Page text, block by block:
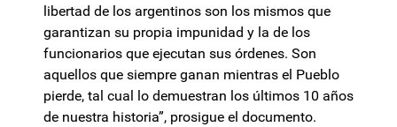
libertad de los argentinos son los mismos que
garantizan su propia impunidad y la de los
funcionarios que ejecutan sus órdenes. Son
aquellos que siempre ganan mientras el Pueblo
pierde, tal cual lo demuestran los últimos 10 años
de nuestra historia”, prosigue el documento.